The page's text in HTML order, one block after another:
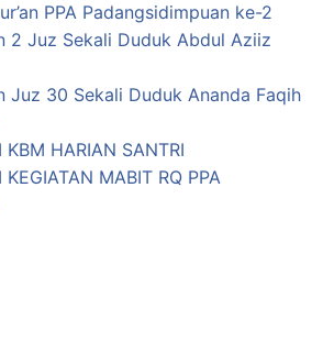
PPA Padangsidimpuan ke-2
2 Juz Sekali Duduk Abdul Aziiz
Juz 30 Sekali Duduk Ananda Faqih
KBM HARIAN SANTRI
KEGIATAN MABIT RQ PPA